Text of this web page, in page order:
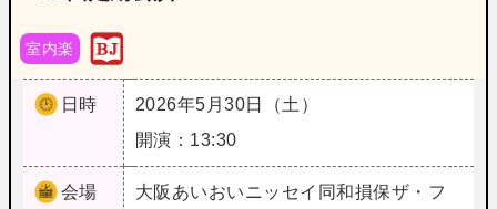
室内楽
日時
2026年5月30日（土）
開演：13:30
会場 大阪 あいおいニッセイ同和損保ザ・フ